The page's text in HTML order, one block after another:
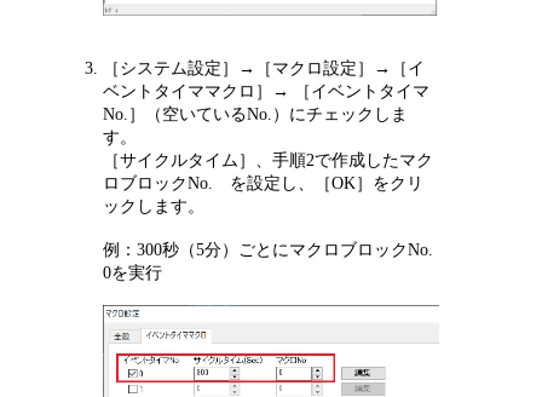
［システム設定］→［マクロ設定］→［イ
ベントタイママクロ］→ ［イベントタイマ
No.］（空いているNo.）にチェックしま
す。
［サイクルタイム］、手順2で作成したマク
ロブロックNo. を設定し、［OK］をクリ
ックします。
例：300秒（5分）ごとにマクロブロックNo.
0を実行